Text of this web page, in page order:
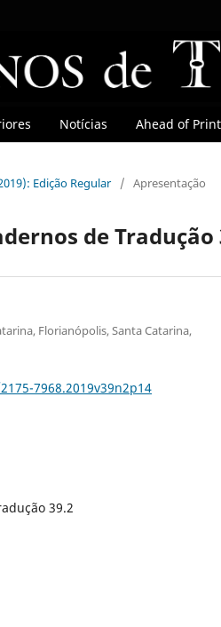
Notícias Ahead of Print
Edição Regular / Apresentação
de Tradução
Florianópolis, Santa Catarina,
7968.2019v39n2p14
39.2